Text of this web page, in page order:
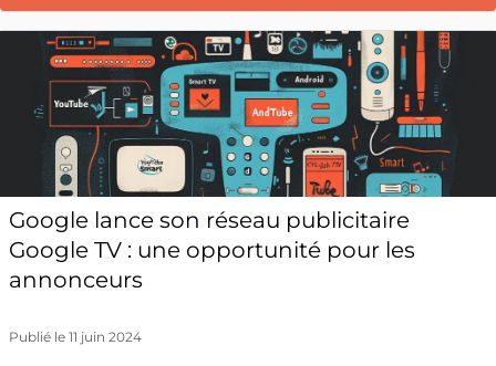
Google lance son réseau publicitaire
Google TV : une opportunité pour les
annonceurs
Publié le 11 juin 2024